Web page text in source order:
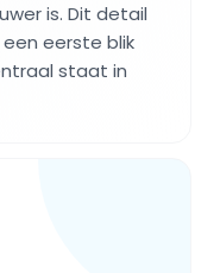
is. Dit detail
eerste blik
staat in